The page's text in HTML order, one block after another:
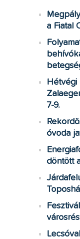
a Fiatal
Hétvégi
7-9.
óvoda
döntött